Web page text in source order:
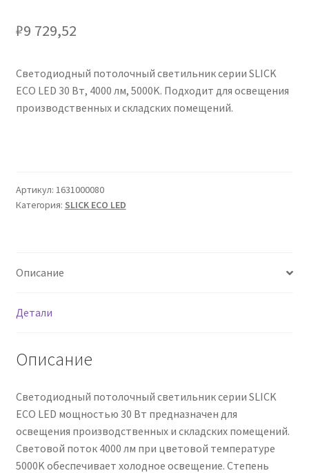
Таблица выбора вводного щитка
₽9 729,52
Светодиодный потолочный светильник серии SLICK
ECO LED 30 Вт, 4000 лм, 5000K. Подходит для освещения
производственных и складских помещений.
Артикул: 1631000080
Категория: SLICK ECO LED
Описание
Детали
Описание
Светодиодный потолочный светильник серии SLICK
ECO LED мощностью 30 Вт предназначен для
освещения производственных и складских помещений.
Световой поток 4000 лм при цветовой температуре
5000K обеспечивает холодное освещение. Степень